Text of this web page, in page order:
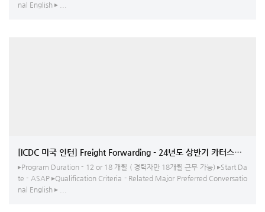
nal English ▸ ...
[ICDC 미국 인턴] Freight Forwarding - 24년도 상반기 카터스빌 인턴
▸Program Duration - 12 or 18 개월 ( 경력자만 18개월 근무 가능) ▸Start Da
te - ASAP ▸Qualification Criteria - Related Major Preferred Conversatio
nal English ▸ ...